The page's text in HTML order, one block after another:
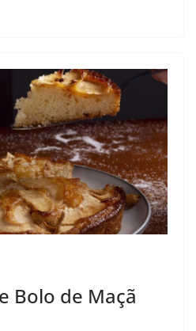
Bolo de Maçã